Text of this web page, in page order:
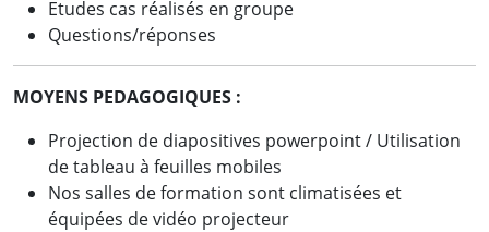
Etudes cas réalisés en groupe
Questions/réponses
MOYENS PEDAGOGIQUES :
Projection de diapositives powerpoint / Utilisation
de tableau à feuilles mobiles
Nos salles de formation sont climatisées et
équipées de vidéo projecteur